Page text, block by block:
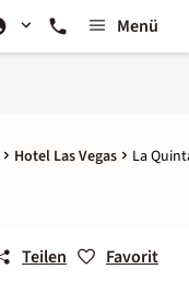
Menü
Hotel Las Vegas La
Teilen Favorit